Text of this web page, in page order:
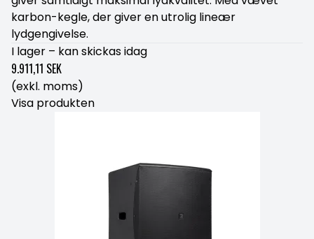
karbon-kegle, der giver en utrolig lineær
lydgengivelse.
I lager – kan skickas idag
9.911,11 SEK
(exkl. moms)
Visa produkten